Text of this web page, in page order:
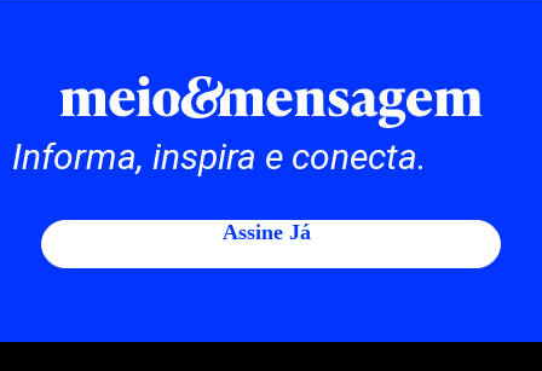
Informa, inspira e conecta.
Assine Já